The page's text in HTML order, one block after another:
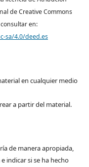
de Creative Commons
consultar en:
sa/4.0/deed.es
en cualquier medio
a partir del material.
de manera apropiada,
indicar si se ha hecho